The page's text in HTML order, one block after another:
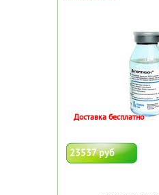
23537 руб
Доставка бесплатно